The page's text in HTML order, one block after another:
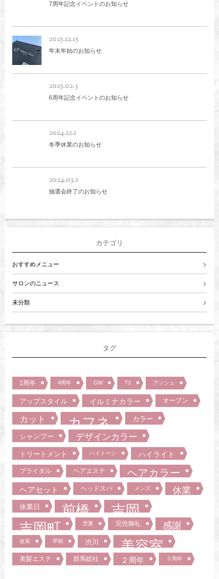
7周年記念イベントのお知らせ
2025.12.15
年末年始のお知らせ
2025.02.3
6周年記念イベントのお知らせ
2024.12.1
冬季休業のお知らせ
2024.03.1
抽選会終了のお知らせ
カテゴリ
おすすめメニュー
サロンのニュース
未分類
タグ
1周年 4周年 GW T2 アッシュ
アップスタイル イルミナカラー オープン
カット カフネ カラー
シャンプー デザインカラー
トリートメント ハイトーン ハイライト
ブライダル ヘアエステ ヘアカラー
ヘアセット ヘッドスパ メンズ 休業
休業日 前橋
吉岡
吉岡町
営業 完売御礼 感謝
改装 早朝 渋川 美容室
美髪エステ 群馬総社 ２周年 ３周年